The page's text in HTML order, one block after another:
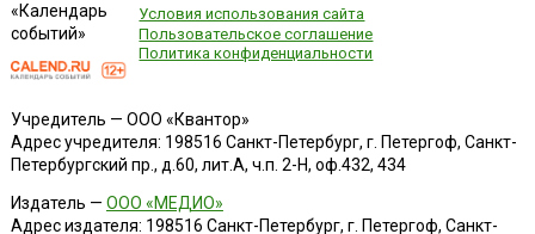
«Календарь
событий»
Условия использования сайта
Пользовательское соглашение
Политика конфиденциальности
Учредитель — ООО «Квантор»
Адрес учредителя: 198516 Санкт-Петербург, г. Петергоф, Санкт-
Петербургский пр., д.60, лит.А, ч.п. 2-Н, оф.432, 434
Издатель — ООО «МЕДИО»
Адрес издателя: 198516 Санкт-Петербург, г. Петергоф, Санкт-